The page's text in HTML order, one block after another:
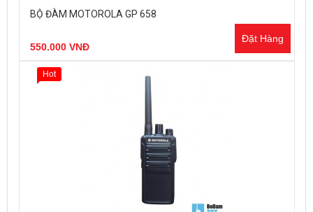
BỘ ĐÀM MOTOROLA GP 658
550.000 VNĐ
Đặt Hàng
Hot